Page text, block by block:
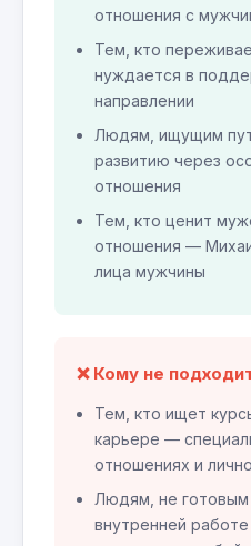
отношения с
Тем, кто
нуждается в
направлении
Людям, ищущим
развитию через
отношения
Тем, кто ценит
отношения —
лица мужчины
❌ Кому не
Тем, кто ищет
карьере —
отношениях и
Людям, не готовым
внутренней